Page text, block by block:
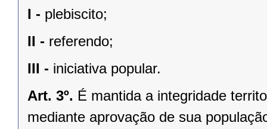
I - plebiscito;
II - referendo;
III - iniciativa popular.
Art. 3º. É mantida a integridade
mediante aprovação de sua